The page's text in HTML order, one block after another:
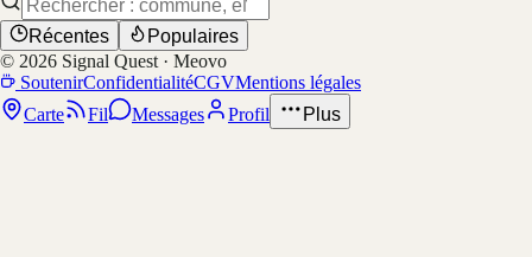
Récentes
Populaires
© 2026 Signal Quest · Meovo
SoutenirConfidentialitéCGVMentions légales
Carte
Fil Messages Profil Plus